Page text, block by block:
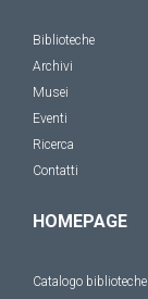
Biblioteche
Archivi
Musei
Eventi
Ricerca
Contatti
HOMEPAGE
Catalogo biblioteche